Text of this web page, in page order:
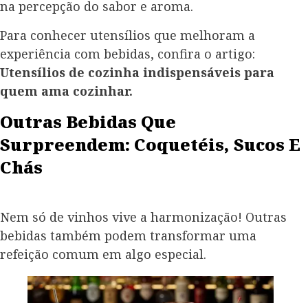
na percepção do sabor e aroma.
Para conhecer utensílios que melhoram a
experiência com bebidas, confira o artigo:
Utensílios de cozinha indispensáveis para
quem ama cozinhar.
Outras Bebidas Que
Surpreendem: Coquetéis, Sucos E
Chás
Nem só de vinhos vive a harmonização! Outras
bebidas também podem transformar uma
refeição comum em algo especial.